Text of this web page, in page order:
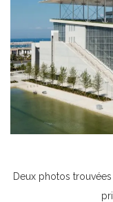
Deux photos